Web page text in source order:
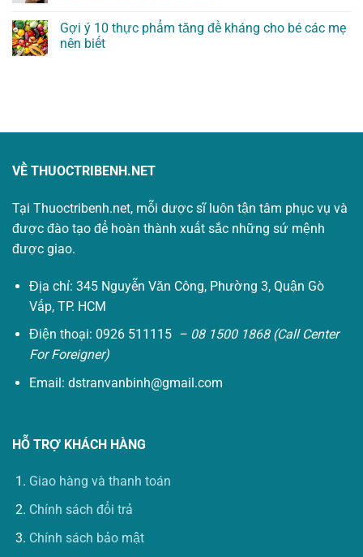
Gợi ý 10 thực phẩm tăng đề kháng cho bé các mẹ
nên biết
VỀ THUOCTRIBENH.NET
Tại Thuoctribenh.net, mỗi dược sĩ luôn tận tâm phục vụ và
được đào tạo để hoàn thành xuất sắc những sứ mệnh
được giao.
Địa chỉ: 345 Nguyễn Văn Công, Phường 3, Quận Gò
Vấp, TP. HCM
Điện thoại: 0926 511115 – 08 1500 1868 (Call Center
For Foreigner)
Email: dstranvanbinh@gmail.com
HỖ TRỢ KHÁCH HÀNG
Giao hàng và thanh toán
Chính sách đổi trả
Chính sách bảo mật